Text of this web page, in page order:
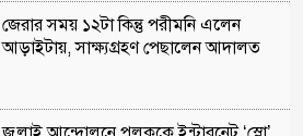
জেরার সময় ১২টা কিন্তু পরীমনি এলেন
আড়াইটায়, সাক্ষ্যগ্রহণ পেছালেন আদালত